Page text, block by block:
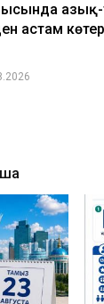
азық-
астам